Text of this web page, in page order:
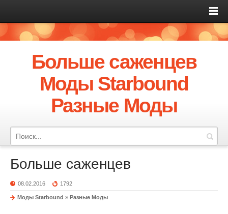
Больше саженцев
Моды Starbound
Разные Моды
Больше саженцев
08.02.2016 1792
Моды Starbound » Разные Моды